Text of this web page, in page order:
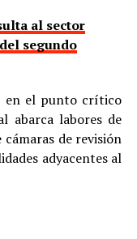
al sector
segundo
en el punto crítico
abarca labores de
de revisión
adyacentes al